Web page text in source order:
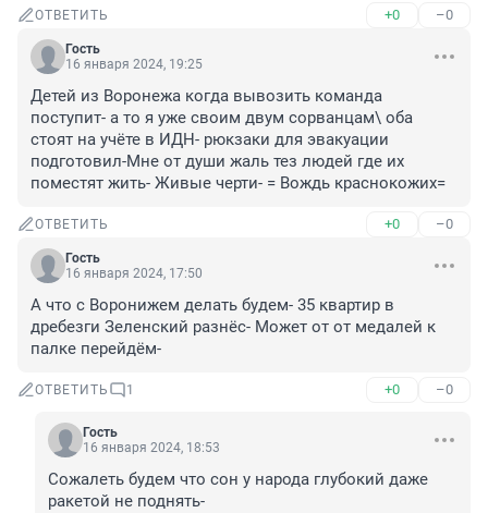
ОТВЕТИТЬ +0 –0
Гость
16 января 2024, 19:25
Детей из Воронежа когда вывозить команда
поступит- а то я уже своим двум сорванцам\ оба
стоят на учёте в ИДН- рюкзаки для эвакуации
подготовил-Мне от души жаль тез людей где их
поместят жить- Живые черти- = Вождь краснокожих=
ОТВЕТИТЬ +0 –0
Гость
16 января 2024, 17:50
А что с Воронижем делать будем- 35 квартир в
дребезги Зеленский разнёс- Может от от медалей к
палке перейдём-
ОТВЕТИТЬ 1 +0 –0
Гость
16 января 2024, 18:53
Сожалеть будем что сон у народа глубокий даже
ракетой не поднять-